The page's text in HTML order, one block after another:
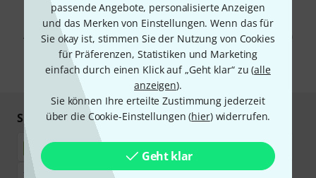
passende Angebote, personalisierte Anzeigen
und das Merken von Einstellungen. Wenn das für
Sie okay ist, stimmen Sie der Nutzung von Cookies
für Präferenzen, Statistiken und Marketing
einfach durch einen Klick auf „Geht klar“ zu (alle
anzeigen).
Sie können Ihre erteilte Zustimmung jederzeit
über die Cookie-Einstellungen (hier) widerrufen.
Geht klar
Mit Klick auf „Jetzt anmelden“ stimmen Sie dem Erhalt von E-Mail-
Werbung und einer Messung des E-Mail-Nutzungsverhaltens zu. Die
Abmeldung ist jederzeit möglich. Weitere Informationen finden Sie in
Datenschutzhinweisen
* Pflichtfeld
Sicher einkaufen & bezahlen